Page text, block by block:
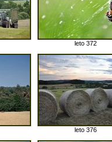
leto 372
leto 376